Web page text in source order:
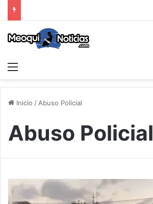
Inicio / Abuso Policial
Abuso Policial